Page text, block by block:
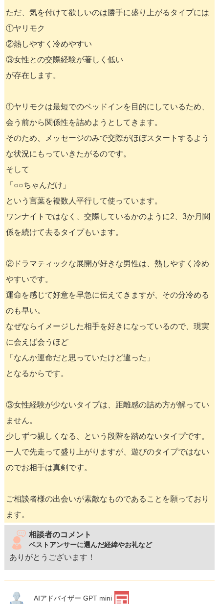
ただ、気を付けて欲しいのは勝手に盛り上がるタイプには
①ヤリモク
②熱しやすく冷めやすい
③女性との交際経験が著しく低い
が存在します。
①ヤリモクは最短でのベッドインを目的にしているため、
会う前から関係性を詰めようとしてきます。
そのため、メッセージのみで交際がほぼスタートするよう
な状況にもっていきたがるのです。
そして
「○○ちゃんだけ」
という言葉を複数人平行して使っています。
ワンナイトではなく、交際しているかのように2、3か月関
係を続けて去るタイプもいます。
②ドラマティックな展開が好きな男性は、熱しやすく冷め
やすいです。
運命を感じて好意を早急に伝えてきますが、その分冷める
のも早い。
なぜならイメージした相手を好きになっているので、現実
に会えば会うほど
「なんか運命だと思っていたけど違った」
となるからです。
③女性経験が少ないタイプは、距離感の詰め方が解ってい
ません。
少しずつ親しくなる、という段階を踏めないタイプです。
一人で先走って盛り上がりますが、遊びのタイプではない
のでお相手は真剣です。
ご相談者様の出会いが素敵なものであることを願っており
ます。
相談者のコメント
ベストアンサーに選んだ経緯やお礼など
ありがとうございます！
AIアドバイザー GPT mini